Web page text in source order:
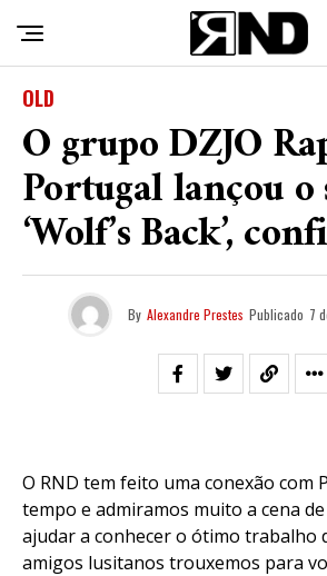
OLD
O grupo DZJO
Portugal lançou
‘Wolf’s Back’,
By Alexandre Prestes Publicado 7
O RND tem feito uma conexão com
tempo e admiramos muito a cena
ajudar a conhecer o ótimo trabalho
amigos lusitanos trouxemos para